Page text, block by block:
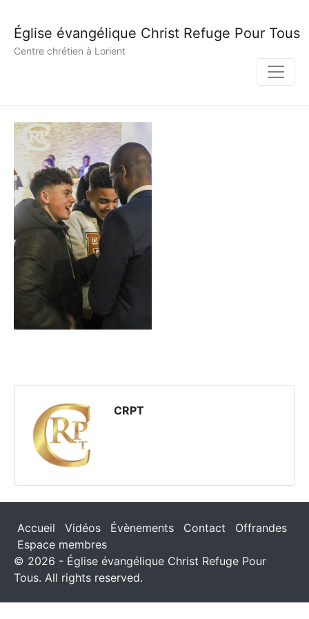
Église évangélique Christ Refuge Pour Tous
Centre chrétien à Lorient
CRPT
Accueil Vidéos Évènements Contact
Offrandes
Espace membres
© 2026 - Église évangélique Christ Refuge Pour
Tous. All rights reserved.